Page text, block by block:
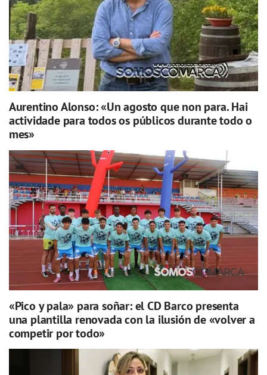
Aurentino Alonso: «Un agosto que non para. Hai
actividade para todos os públicos durante todo o
mes»
«Pico y pala» para soñar: el CD Barco presenta
una plantilla renovada con la ilusión de «volver a
competir por todo»